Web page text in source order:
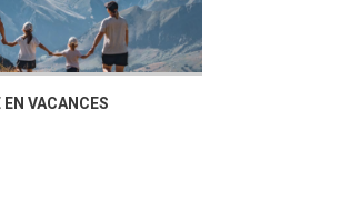
EN VACANCES